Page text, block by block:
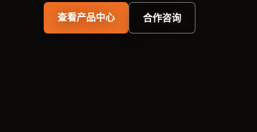
查看产品中心 合作咨询